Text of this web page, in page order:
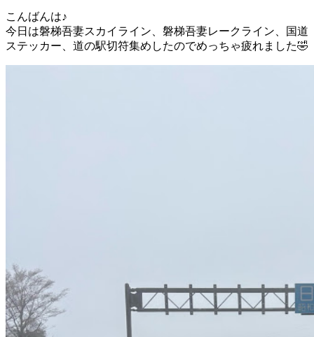
こんばんは♪
今日は磐梯吾妻スカイライン、磐梯吾妻レークライン、国道
ステッカー、道の駅切符集めしたのでめっちゃ疲れました🤣